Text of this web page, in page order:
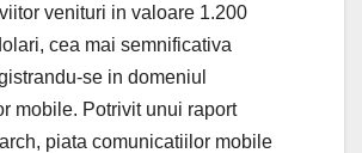
venituri in valoare 1.200
cea mai semnificativa
se in domeniul
mobile. Potrivit unui raport
piata comunicatiilor mobile